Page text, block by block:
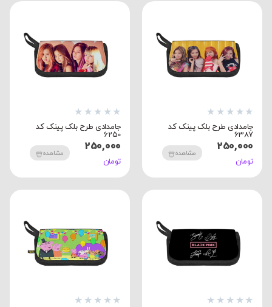
★
★
★
★
★
جامدادی طرح بلک پینک کد
6387
250,000
تومان
مشاهده
★
★
★
★
★
جامدادی طرح بلک پینک کد
6250
250,000
تومان
مشاهده
★
★
★
★
★
★
★
★
★
★